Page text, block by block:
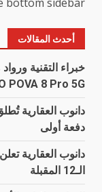
أحدث المقالات
خبراء التقنية
POVA 8 Pro 5G
دانوب العقارية
دفعة أولى
الـ12 المقبلة